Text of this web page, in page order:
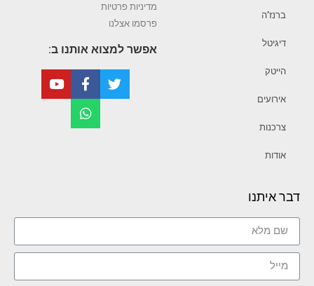
ברנז’ה
דיגיטל
הייטק
אירועים
צרכנות
אודות
מדיניות פרטיות
פרסמו אצלנו
אפשר למצוא אותנו ב:
דבר איתנו